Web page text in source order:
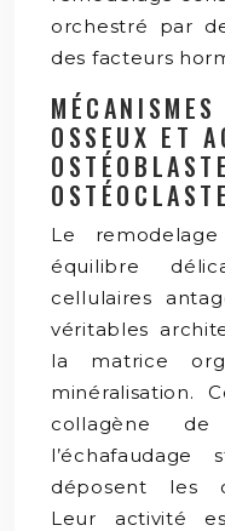
orchestré par
des facteurs
OSSEUX ET
Le
équilibre
cellulaires
véritables
la matrice
minéralisation.
collagène
déposent les
Leur activité